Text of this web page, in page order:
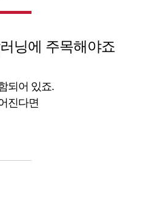
닝에 주목해야죠
되어 있죠.
진다면
담러닝에서
부터 교재까지
원 선생님들이 직접 도서 및